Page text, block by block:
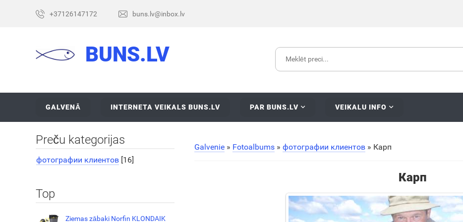
+37126147172 buns.lv@inbox.lv
BUNS.LV
GALVENĀ INTERNETA VEIKALS BUNS.LV PAR BUNS.LV VEIKALU INFO
Galvenie » Fotoalbums » фотографии клиентов » Карп
Карп
Preču kategorijas
фотографии клиентов [16]
Top
Ziemas zābaki Norfin KLONDAIK